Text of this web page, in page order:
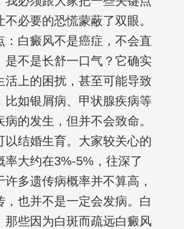
必要的恐慌蒙蔽了双眼。
：白癜风不是癌症，不会直
是不是长舒一口气？它确实
活上的困扰，甚至可能导致
比如银屑病、甲状腺疾病等
病的发生，但并不会致命。
以结婚生育。大家较关心的
率大约在3%-5%，往深了
多遗传病概率并不算高，
，也并不是一定会发病。白
那些因为白斑而疏远白癜风